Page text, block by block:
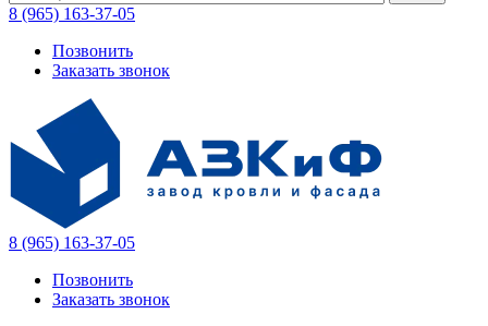
8 (965) 163-37-05
Позвонить
Заказать звонок
8 (965) 163-37-05
Позвонить
Заказать звонок